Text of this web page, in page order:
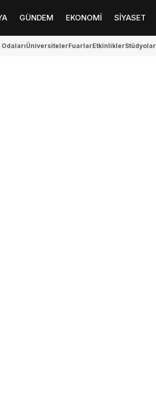
GÜNDEM EKONOMİ SİYASET
ÜniversitelerFuarlarEtkinliklerStüdyolar